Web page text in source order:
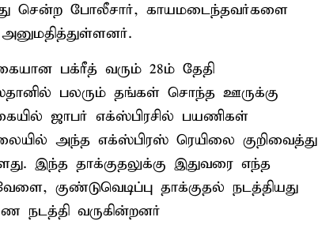
சென்ற போலீசார், காயமடைந்தவர்களை
பக்ரீத் வரும் 28ம் தேதி
பலரும் தங்கள் சொந்த ஊருக்கு
ஜாபர் எக்ஸ்பிரசில் பயணிகள்
அந்த எக்ஸ்பிரஸ் ரெயிலை குறிவைத்து
இந்த தாக்குதலுக்கு இதுவரை எந்த
குண்டுவெடிப்பு தாக்குதல் நடத்தியது
நடத்தி வருகின்றனர்